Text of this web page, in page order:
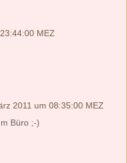
MEZ
2011 um 08:35:00 MEZ
Büro ;-)